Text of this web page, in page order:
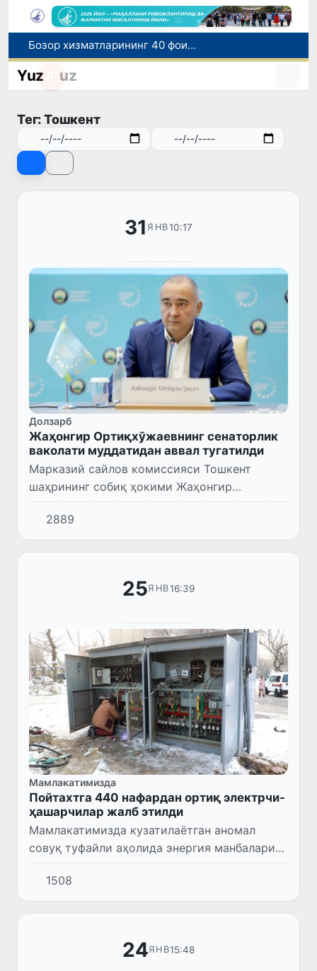
Бозор хизматларининг 40 фоиздан ортиғи пойтахт ҳиссасига тўғри келмоқда
“Мен таниган Ўзбекистон!”
Хорватияда юк ва йўловчи поездларининг тўқнашиб кетиши оқибатида 24 киши жабрланди
Yuz uz
Тег: Тошкент
31 ЯНВ10:17
Долзарб
Жаҳонгир Ортиқхўжаевнинг сенаторлик
ваколати муддатидан аввал тугатилди
Марказий сайлов комиссияси Тошкент
шаҳрининг собиқ ҳокими Жаҳонгир
Ортиқхўжаевни Олий Мажлис Сенати
аъзолари рўйхатидан чиқариш тўғрисида
қарор қабул қилди.
2889
25ЯНВ16:39
Мамлакатимизда
Пойтахтга 440 нафардан ортиқ электрчи-
ҳашарчилар жалб этилди
Мамлакатимизда кузатилаётган аномал
совуқ туфайли аҳолида энергия манбаларига
бўлган талаб кескин ортди. Айниқса,
пойтахтимизда табиий газ ва электр
энергияси тармоқларида қатор му...
1508
24ЯНВ15:48